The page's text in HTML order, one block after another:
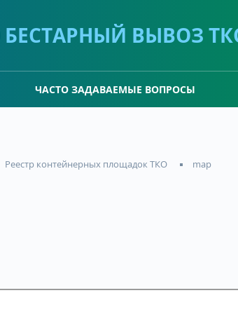
БЕСТАРНЫЙ ВЫВОЗ
ЧАСТО ЗАДАВАЕМЫЕ ВОПРОСЫ
Реестр контейнерных площадок ТКО map